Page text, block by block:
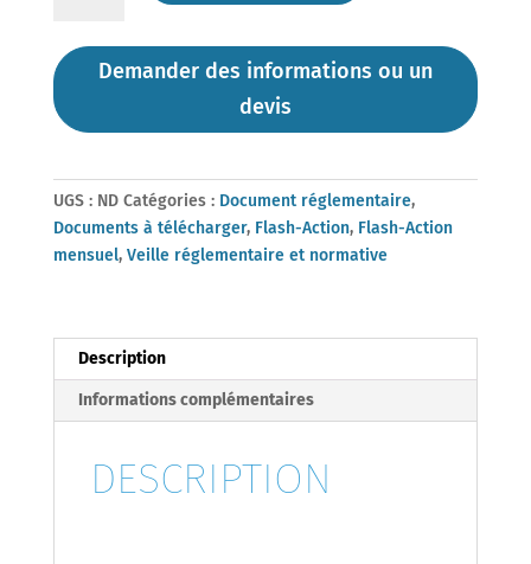
Action
de
DM
Experts
2024
Demander des informations ou un
devis
UGS : ND Catégories : Document réglementaire,
Documents à télécharger, Flash-Action, Flash-Action
mensuel, Veille réglementaire et normative
Description
Informations complémentaires
DESCRIPTION